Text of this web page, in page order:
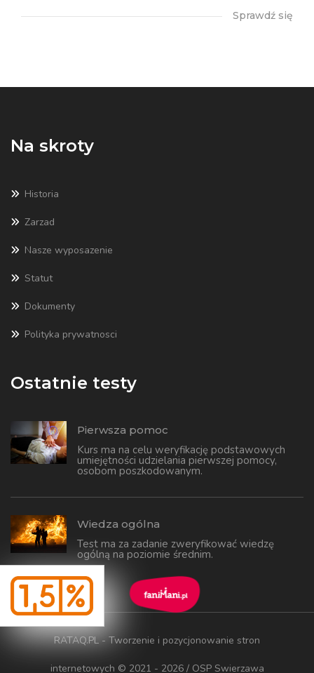
Sprawdź się
Na skroty
Historia
Zarzad
Nasze wyposazenie
Statut
Dokumenty
Polityka prywatnosci
Ostatnie testy
Pierwsza pomoc
Kurs ma na celu weryfikację podstawowych
umiejętności udzielania pierwszej pomocy,
osobom poszkodowanym.
Wiedza ogólna
Test ma za zadanie zweryfikować wiedzę
ogólną na poziomie średnim.
RATAQ.PL - Tworzenie i pozycjonowanie stron
internetowych © 2021 - 2026 / OSP Swierzawa